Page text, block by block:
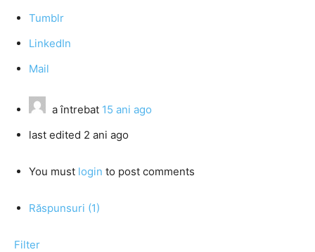
Tumblr
LinkedIn
Mail
a întrebat 15 ani ago
last edited 2 ani ago
You must login to post comments
Răspunsuri (1)
Filter